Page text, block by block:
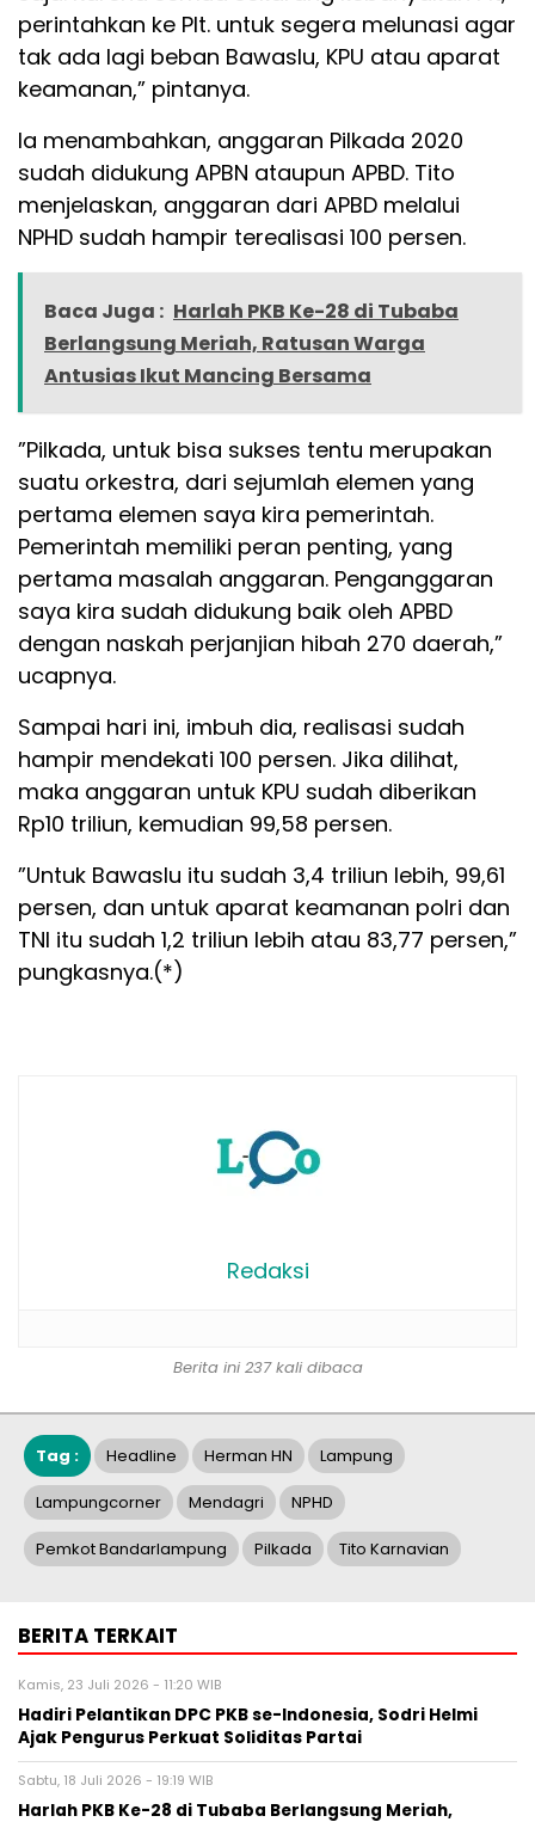
perintahkan ke Plt. untuk segera melunasi agar
tak ada lagi beban Bawaslu, KPU atau aparat
keamanan,” pintanya.
Ia menambahkan, anggaran Pilkada 2020
sudah didukung APBN ataupun APBD. Tito
menjelaskan, anggaran dari APBD melalui
NPHD sudah hampir terealisasi 100 persen.
Baca Juga : Harlah PKB Ke-28 di Tubaba
Berlangsung Meriah, Ratusan Warga
Antusias Ikut Mancing Bersama
”Pilkada, untuk bisa sukses tentu merupakan
suatu orkestra, dari sejumlah elemen yang
pertama elemen saya kira pemerintah.
Pemerintah memiliki peran penting, yang
pertama masalah anggaran. Penganggaran
saya kira sudah didukung baik oleh APBD
dengan naskah perjanjian hibah 270 daerah,”
ucapnya.
Sampai hari ini, imbuh dia, realisasi sudah
hampir mendekati 100 persen. Jika dilihat,
maka anggaran untuk KPU sudah diberikan
Rp10 triliun, kemudian 99,58 persen.
”Untuk Bawaslu itu sudah 3,4 triliun lebih, 99,61
persen, dan untuk aparat keamanan polri dan
TNI itu sudah 1,2 triliun lebih atau 83,77 persen,”
pungkasnya.(*)
Redaksi
Berita ini 237 kali dibaca
Tag : Headline Herman HN Lampung
Lampungcorner Mendagri NPHD
Pemkot Bandarlampung Pilkada Tito Karnavian
BERITA TERKAIT
Kamis, 23 Juli 2026 - 11:20 WIB
Hadiri Pelantikan DPC PKB se-Indonesia, Sodri Helmi
Ajak Pengurus Perkuat Soliditas Partai
Sabtu, 18 Juli 2026 - 19:19 WIB
Harlah PKB Ke-28 di Tubaba Berlangsung Meriah,